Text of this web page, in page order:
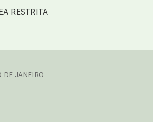
RESTRITA
DE JANEIRO